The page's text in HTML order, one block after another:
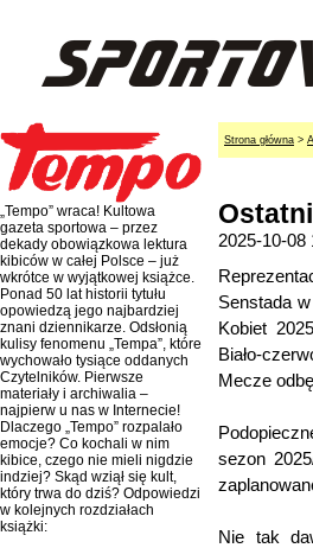
„Tempo” wraca! Kultowa
gazeta sportowa – przez
dekady obowiązkowa lektura
kibiców w całej Polsce – już
wkrótce w wyjątkowej książce.
Ponad 50 lat historii tytułu
opowiedzą jego najbardziej
znani dziennikarze. Odsłonią
kulisy fenomenu „Tempa”, które
wychowało tysiące oddanych
Czytelników. Pierwsze
materiały i archiwalia –
najpierw u nas w Internecie!
Dlaczego „Tempo” rozpalało
emocje? Co kochali w nim
kibice, czego nie mieli nigdzie
indziej? Skąd wziął się kult,
który trwa do dziś? Odpowiedzi
w kolejnych rozdziałach
książki:
Strona główna >
2025-10-08
Senstada
Kobiet
Biało-
Mecze
sezon
Nie tak